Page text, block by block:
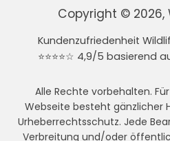
Copyright © 2026,
Kundenzufriedenheit
⭐⭐⭐⭐☆ 4,9/5 basierend
Alle Rechte vorbehalten.
Webseite besteht gänzlicher
Urheberrechtsschutz. Jede
Verbreitung und/oder